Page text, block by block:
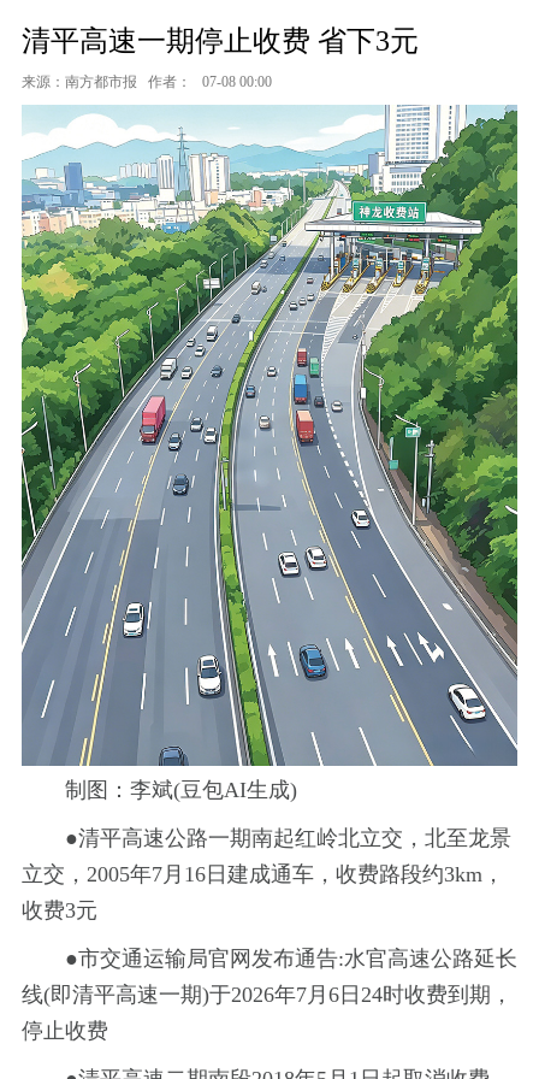
清平高速一期停止收费 省下3元
来源：南方都市报 作者： 07-08 00:00
制图：李斌(豆包AI生成)
●清平高速公路一期南起红岭北立交，北至龙景
立交，2005年7月16日建成通车，收费路段约3km，
收费3元
●市交通运输局官网发布通告:水官高速公路延长
线(即清平高速一期)于2026年7月6日24时收费到期，
停止收费